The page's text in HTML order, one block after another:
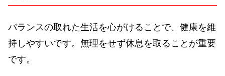
バランスの取れた生活を心がけることで、健康を維
持しやすいです。無理をせず休息を取ることが重要
です。